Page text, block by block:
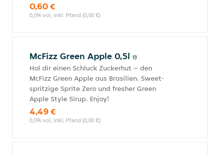
0,60 €
0,0% vol, inkl. Pfand (0,00 €)
McFizz Green Apple 0,5l
Hol dir einen Schluck Zuckerhut – den
McFizz Green Apple aus Brasilien. Sweet-
spritzige Sprite Zero und fresher Green
Apple Style Sirup. Enjoy!
4,49 €
0,0% vol, inkl. Pfand (0,00 €)